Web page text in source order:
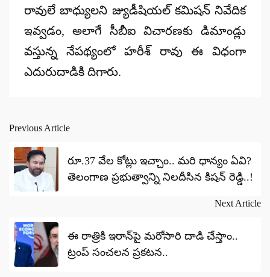
రావులే బాధ్యులని జ్యుడీషియల్ కమిషన్ నివేదిక
ఇవ్వడం, అలాగే సీబీఐ విచారణకు డిమాండ్లు
వస్తున్న నేపథ్యంలో హరీశ్ రావు ఈ విధంగా
ఎదురుదాడికి దిగారు.
Post
navigation
Previous Article
రూ.37 వేల కోట్లు ఇచ్చాం.. మరి ధాన్యం ఏవి?
తెలంగాణ ప్రభుత్వాన్ని నిలదీసిన కిషన్ రెడ్డి..!
Next Article
ఈ రాత్రికి ఇరాన్‌పై మరోసారి దాడి చేస్తాం..
ట్రంప్‌ సంచలన ప్రకటన..